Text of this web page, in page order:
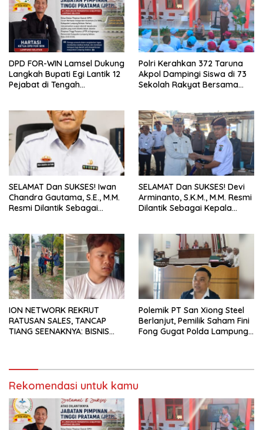
DPD FOR-WIN Lamsel Dukung
Langkah Bupati Egi Lantik 12
Pejabat di Tengah
Polri Kerahkan 372 Taruna
Akpol Dampingi Siswa di 73
Sekolah Rakyat Bersama
SELAMAT Dan SUKSES! Iwan
Chandra Gautama, S.E., M.M.
Resmi Dilantik Sebagai
SELAMAT Dan SUKSES! Devi
Arminanto, S.K.M., M.M. Resmi
Dilantik Sebagai Kepala
ION NETWORK REKRUT
RATUSAN SALES, TANCAP
TIANG SEENAKNYA: BISNIS
Polemik PT San Xiong Steel
Berlanjut, Pemilik Saham Fini
Fong Gugat Polda Lampung
Rekomendasi untuk kamu